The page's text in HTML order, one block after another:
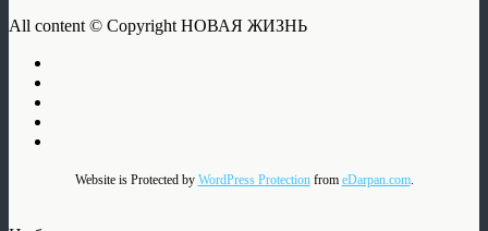
All content © Copyright НОВАЯ ЖИЗНЬ
Website is Protected by WordPress Protectionfrom eDarpan.com.